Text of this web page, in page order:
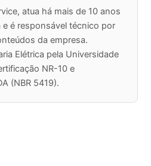
atua há mais de 10 anos
e é responsável técnico por
da empresa.
Elétrica pela Universidade
NR-10 e
(NBR 5419).